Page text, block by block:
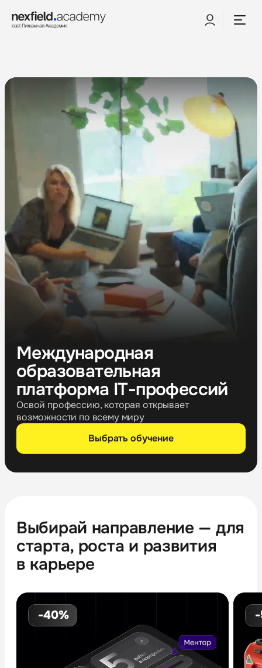
Международная
образовательная
платформа IT-профессий
Освой профессию, которая открывает
возможности по всему миру
Выбрать обучение
Выбирай направление — для
старта, роста и развития
в карьере
-40%